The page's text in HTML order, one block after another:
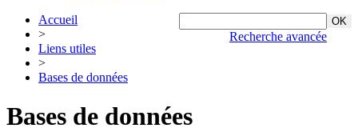
Recherche avancée
Accueil
>
Liens utiles
>
Bases de données
Bases de données